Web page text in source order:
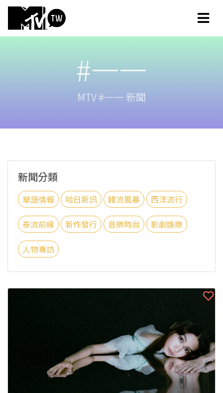
#一一
MTV #一一 新聞
新聞分類
華語情報 哈日新訊 韓流風暴 西洋流行
泰流前線 新作發行 音樂時尚 影劇娛樂
人物專訪